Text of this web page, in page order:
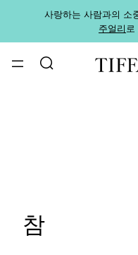
사랑하는 사람과의 소
주얼리
참